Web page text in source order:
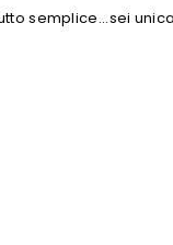
semplice...sei